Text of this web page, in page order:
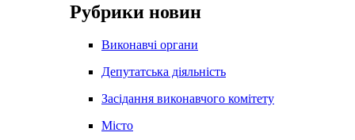
Рубрики новин
Виконавчі органи
Депутатська діяльність
Засідання виконавчого комітету
Місто